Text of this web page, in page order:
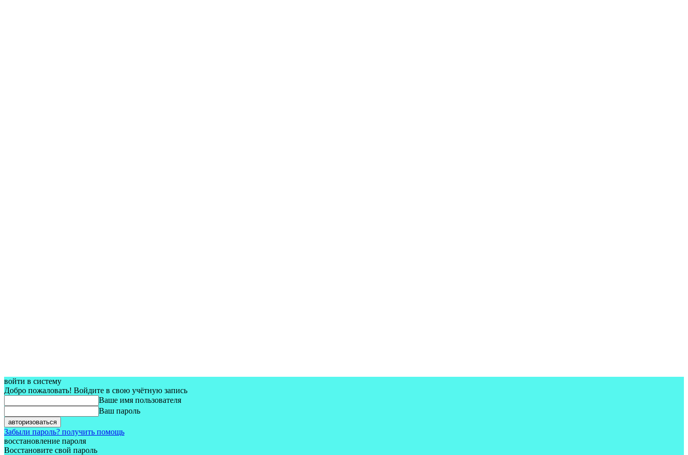
войти в систему
Добро пожаловать! Войдите в свою учётную запись
Ваше имя пользователя
Ваш пароль
Забыли пароль? получить помощь
восстановление пароля
Восстановите свой пароль